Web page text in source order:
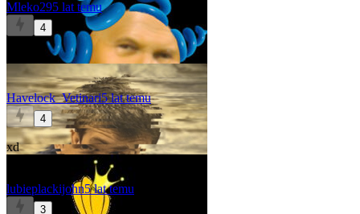
Mleko295 lat temu
4
Havelock_Vetinari5 lat temu
4
xd
lubieplackijohn5 lat temu
3